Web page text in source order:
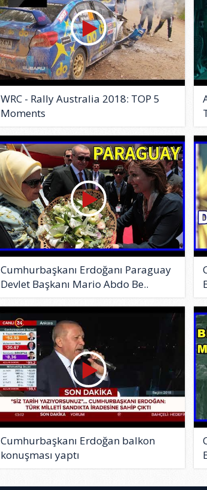
WRC - Rally Australia 2018: TOP 5
Moments
Cumhurbaşkanı Erdoğanı Paraguay
Devlet Başkanı Mario Abdo Be..
Cumhurbaşkanı Erdoğan balkon
konuşması yaptı